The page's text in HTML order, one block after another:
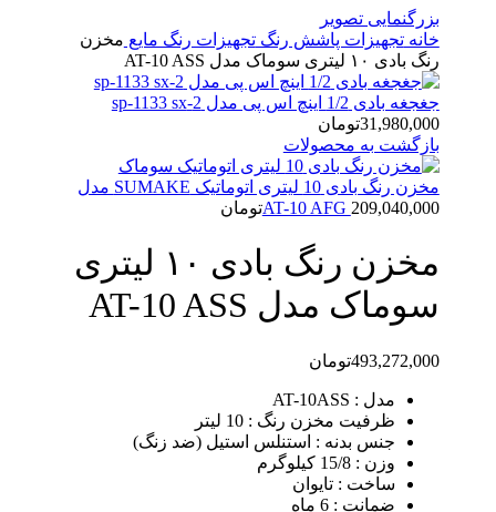
بزرگنمایی تصویر
خانهتجهیزات پاشش رنگتجهیزات رنگ مایع مخزن
رنگ بادی ۱۰ لیتری سوماک مدل AT-10 ASS
جغجغه بادی 1/2 اینچ اس پی مدل 2-sp-1133 sx
31,980,000تومان
بازگشت به محصولات
مخزن رنگ بادی 10 لیتری اتوماتیک SUMAKE مدل
AT-10 AFG 209,040,000 تومان
مخزن رنگ بادی ۱۰ لیتری
سوماک مدل AT-10 ASS
493,272,000تومان
مدل : AT-10ASS
ظرفیت مخزن رنگ : 10 لیتر
جنس بدنه : استنلس استیل (ضد زنگ)
وزن : 15/8 کیلوگرم
ساخت : تایوان
ضمانت : 6 ماه